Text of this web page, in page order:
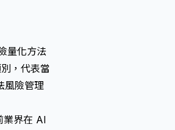
量化方法
，代表當
風險管理
業界在 AI